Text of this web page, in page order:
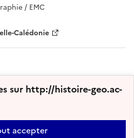
sur http://histoire-geo.ac-
accepter
/ EMC
Calédonie